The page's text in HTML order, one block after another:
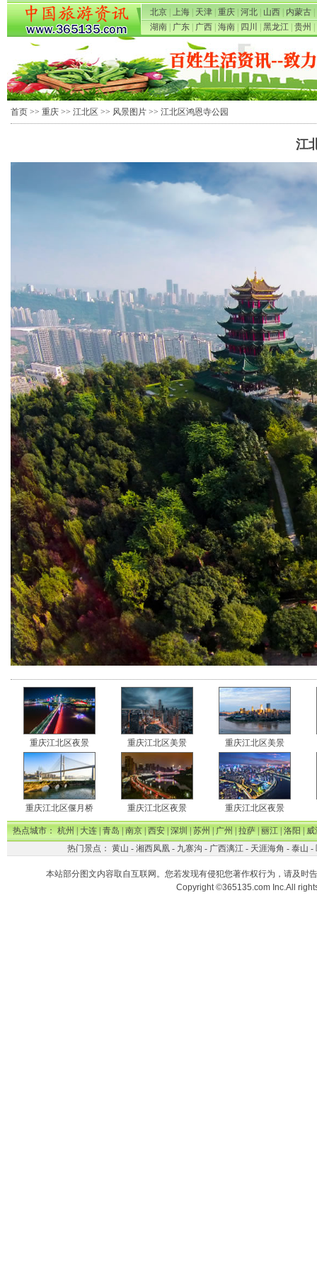
北京 上海 天津 重庆 河北 山西 内蒙古
湖南
广东 广西 海南 四川 黑龙江 贵州
首页 >> 重庆 >> 江北区 >> 风景图片 >> 江北区鸿恩寺公园
江
重庆江北区夜景 重庆江北区美景 重庆江北区美景
重庆江北区偃月桥 重庆江北区夜景 重庆江北区夜景
热点城市：杭州|大连|青岛|南京|西安|深圳|苏州|广州|拉萨|丽江|洛阳|威
热门景点： 黄山 - 湘西凤凰- 九寨沟 - 广西漓江- 天涯海角 - 泰山 -
本站部分图文内容取自互联网。您若发现有侵犯您著作权行为，请及时
Copyright ©365135.com Inc.All